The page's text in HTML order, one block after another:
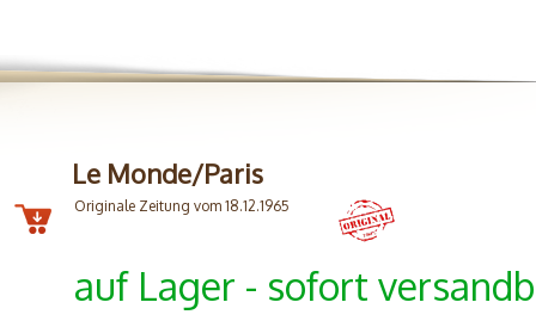
Le Monde/Paris
Originale Zeitung vom 18.12.1965
auf Lager - sofort